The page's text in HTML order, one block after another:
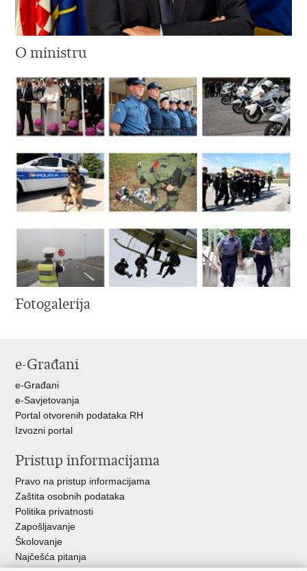
O ministru
Fotogalerija
e-Građani
e-Građani
e-Savjetovanja
Portal otvorenih podataka RH
Izvozni portal
Pristup informacijama
Pravo na pristup informacijama
Zaštita osobnih podataka
Politika privatnosti
Zapošljavanje
Školovanje
Najčešća pitanja